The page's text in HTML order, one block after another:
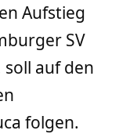
Aufstieg
SV
auf den
folgen.